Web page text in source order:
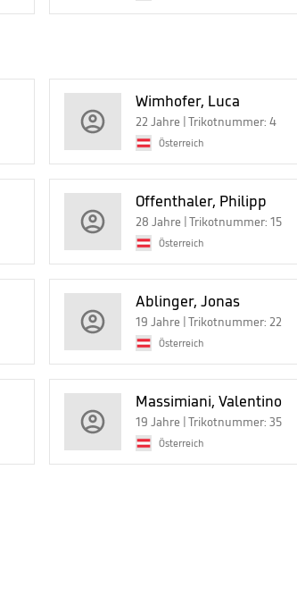
Wimhofer, Luca
22 Jahre | Trikotnummer: 4
Österreich
Offenthaler, Philipp
28 Jahre | Trikotnummer: 15
Österreich
Ablinger, Jonas
19 Jahre | Trikotnummer: 22
Österreich
Massimiani, Valentino
19 Jahre | Trikotnummer: 35
Österreich